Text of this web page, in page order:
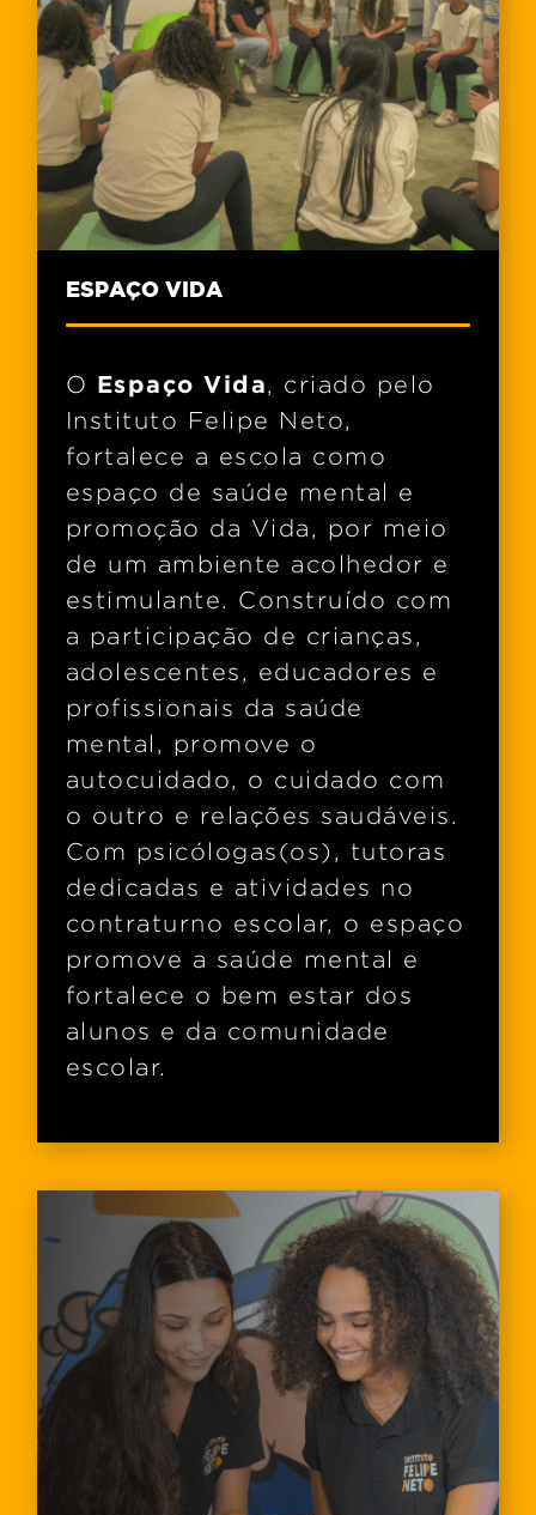
ESPAÇO VIDA
O Espaço Vida
, criado pelo
Instituto Felipe Neto,
fortalece a escola como
espaço de saúde mental e
promoção da Vida, por meio
de um ambiente acolhedor e
estimulante. Construído com
a participação de crianças,
adolescentes, educadores e
profissionais da saúde
mental, promove o
autocuidado, o cuidado com
o outro e relações saudáveis.
Com psicólogas(os), tutoras
dedicadas e atividades no
contraturno escolar, o espaço
promove a saúde mental e
fortalece o bem estar dos
alunos e da comunidade
escolar.